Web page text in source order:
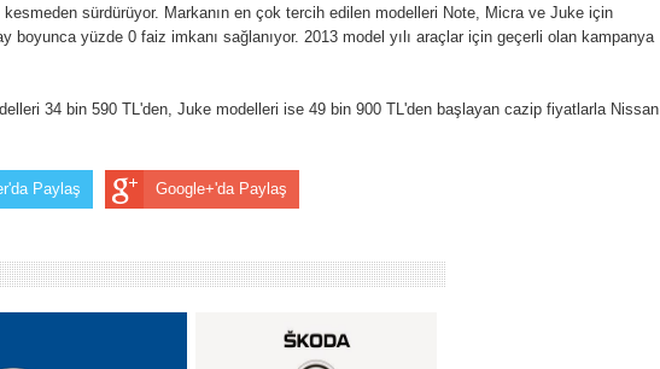
kesmeden sürdürüyor. Markanın en çok tercih edilen modelleri Note, Micra ve Juke için
boyunca yüzde 0 faiz imkanı sağlanıyor. 2013 model yılı araçlar için geçerli olan kampanya
34 bin 590 TL'den, Juke modelleri ise 49 bin 900 TL'den başlayan cazip fiyatlarla Nissan
Paylaş Google+'da Paylaş